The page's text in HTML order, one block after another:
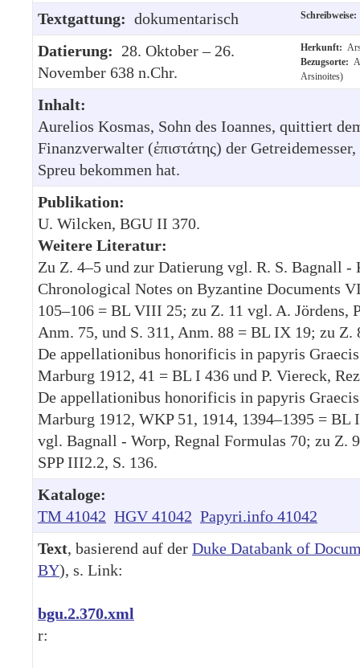
Textgattung: dokumentarisch
Datierung: 28. Oktober – 26.
November 638 n.Chr.
Herkunft:
Bezugsorte:
Arsinoites)
Inhalt:
Aurelios Kosmas, Sohn des Ioannes, quittiert
Finanzverwalter (ἐπιστάτης) der
Spreu bekommen hat.
Publikation:
U. Wilcken, BGU II 370.
Weitere Literatur:
Zu Z. 4–5 und zur Datierung vgl. R. S. Bagnall -
Chronological Notes on Byzantine Documents
105–106 = BL VIII 25; zu Z. 11 vgl. A. Jördens,
Anm. 75, und S. 311, Anm. 88 = BL IX 19; zu Z.
De appellationibus honorificis in papyris
Marburg 1912, 41 = BL I 436 und P. Viereck,
De appellationibus honorificis in papyris
Marburg 1912, WKP 51, 1914, 1394–1395 = BL
vgl. Bagnall - Worp, Regnal Formulas 70; zu Z.
SPP III2.2, S. 136.
Kataloge:
TM 41042 HGV 41042 Papyri.info 41042
Text, basierend auf der Duke Databank of
BY), s. Link:
bgu.2.370.xml
r: